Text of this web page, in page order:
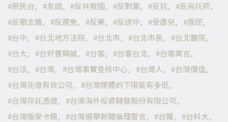
原民台
友誼 反共救國 反對黨 反抗
反烏托邦
反猶主義
反罷免 反美 反送中 受虐兒
叛逆
台中
台北地方法院 台北市 台北市長
台北醫院
台大
台奸曹興誠 台客 台客台北
台客寓言
台派
台灣 台灣事實查核中心 台灣人
台灣價值
台灣兆億有效公司
台灣媒體的下限能有多低
台灣存託憑證
台灣海外投資開發股份有限公司
台灣版麥卡錫
台灣選舉新聞倫理誓言 台獨
台科大